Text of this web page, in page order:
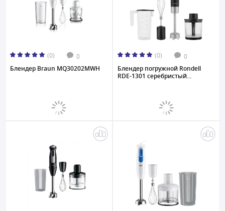
(0) 0
Блендер Braun MQ30202MWH
(0) 0
Блендер погружной Rondell
RDE-1301 серебристый...